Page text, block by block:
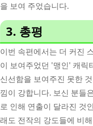
을 보여 주었습니다.
3. 총평
이번 속편에서는 더 커진
이 보여주었던 '맹인' 캐릭
신선함을 보여주진 못한
낌이 강합니다. 보신 분들
로 인해 연출이 달라진 것
래도 전작의 강도들에 비